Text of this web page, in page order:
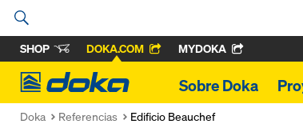
SHOP DOKA.COM MYDOKA
Doka
Sobre Doka
Doka Referencias Edificio Beauchef